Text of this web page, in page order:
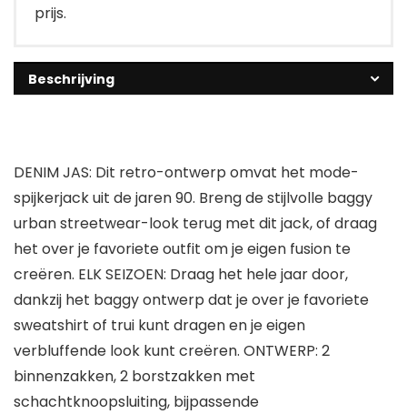
prijs.
Beschrijving
DENIM JAS: Dit retro-ontwerp omvat het mode-
spijkerjack uit de jaren 90. Breng de stijlvolle baggy
urban streetwear-look terug met dit jack, of draag
het over je favoriete outfit om je eigen fusion te
creëren. ELK SEIZOEN: Draag het hele jaar door,
dankzij het baggy ontwerp dat je over je favoriete
sweatshirt of trui kunt dragen en je eigen
verbluffende look kunt creëren. ONTWERP: 2
binnenzakken, 2 borstzakken met
schachtknoopsluiting, bijpassende